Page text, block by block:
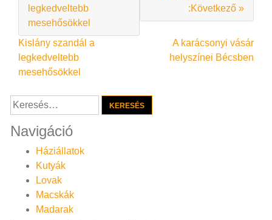
legkedveltebb
mesehősökkel
:Következő »
Bejegyzés
navigáció
Kislány szandál a
legkedveltebb
mesehősökkel
A karácsonyi vásár
helyszínei Bécsben
Keresés:
Navigáció
Háziállatok
Kutyák
Lovak
Macskák
Madarak